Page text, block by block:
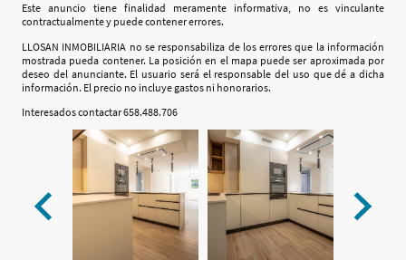
Este anuncio tiene finalidad meramente informativa, no es vinculante
contractualmente y puede contener errores.
LLOSAN INMOBILIARIA no se responsabiliza de los errores que la información
mostrada pueda contener. La posición en el mapa puede ser aproximada por
deseo del anunciante. El usuario será el responsable del uso que dé a dicha
información. El precio no incluye gastos ni honorarios.
Interesados contactar 658.488.706